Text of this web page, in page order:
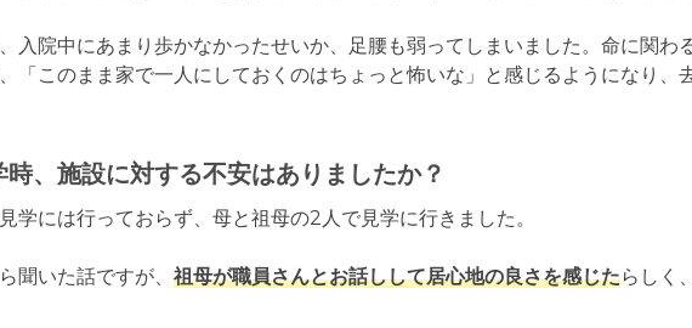
入院中にあまり歩かなかったせいか、足腰も弱ってしまいました。命に関わ
「このまま家で一人にしておくのはちょっと怖いな」と感じるようになり、
時、施設に対する不安はありましたか？
学には行っておらず、母と祖母の2人で見学に行きました。
聞いた話ですが、 祖母が職員さんとお話しして居心地の良さを感じたらしく